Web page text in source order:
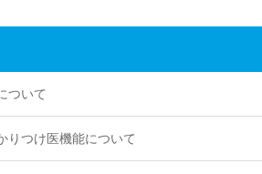
ついて
りつけ医機能について